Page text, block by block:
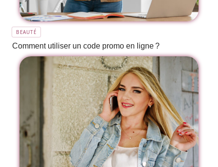
BEAUTÉ
Comment utiliser un code promo en ligne ?